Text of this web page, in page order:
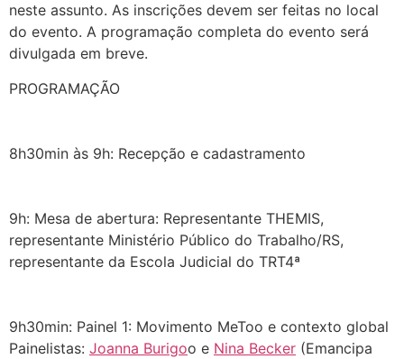
neste assunto. As inscrições devem ser feitas no local
do evento. A programação completa do evento será
divulgada em breve.
PROGRAMAÇÃO
8h30min às 9h: Recepção e cadastramento
9h: Mesa de abertura: Representante THEMIS,
representante Ministério Público do Trabalho/RS,
representante da Escola Judicial do TRT4ª
9h30min: Painel 1: Movimento MeToo e contexto global
Painelistas: Joanna Burigoo e Nina Becker (Emancipa